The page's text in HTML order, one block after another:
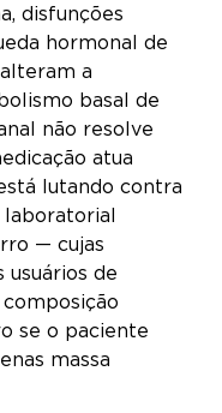
disfunções
hormonal de
a
basal de
não resolve
atua
lutando contra
laboratorial
— cujas
usuários de
se o paciente
massa